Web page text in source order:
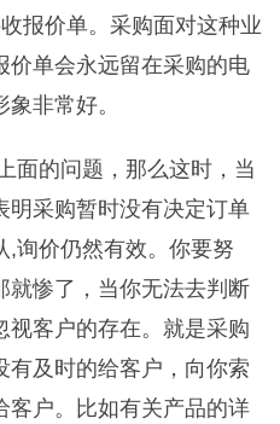
报价单。采购面对这种业
价单会永远留在采购的电
非常好。
面的问题，那么这时，当
明采购暂时没有决定订单
,询价仍然有效。你要努
就惨了，当你无法去判断
视客户的存在。就是采购
有及时的给客户，向你索
客户。比如有关产品的详